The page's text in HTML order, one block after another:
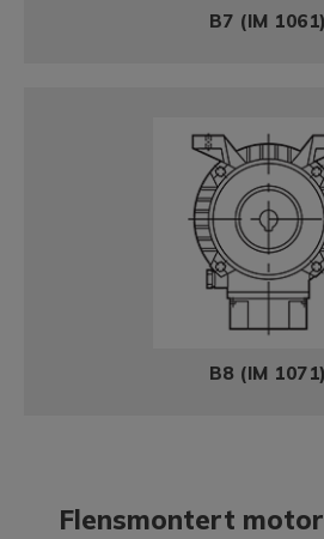
B7 (IM 1061)
B8 (IM 1071)
Flensmontert